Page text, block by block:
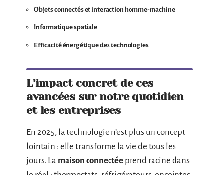
Objets connectés et interaction homme-machine
Informatique spatiale
Efficacité énergétique des technologies
L’impact concret de ces
avancées sur notre quotidien
et les entreprises
En 2025, la technologie n’est plus un concept
lointain : elle transforme la vie de tous les
jours. La maison connectée prend racine dans